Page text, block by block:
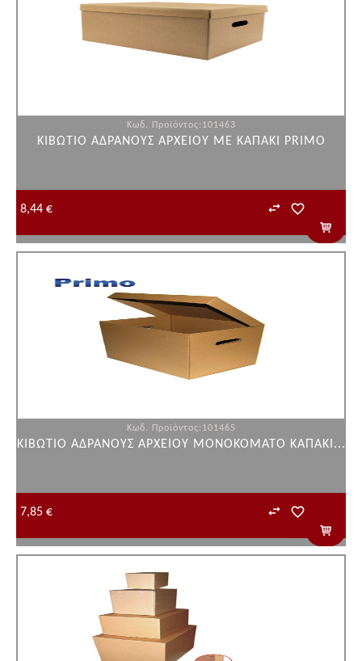
Κωδ. Προϊόντος:101463
ΚΙΒΩΤΙΟ ΑΔΡΑΝΟΥΣ AΡΧΕΙΟΥ ΜΕ ΚΑΠΑΚΙ PRIMO
8,44 €
Κωδ. Προϊόντος:101465
ΚΙΒΩΤΙΟ ΑΔΡΑΝΟΥΣ AΡΧΕΙΟΥ ΜΟΝΟΚΟΜΑΤΟ ΚΑΠΑΚΙ...
7,85 €